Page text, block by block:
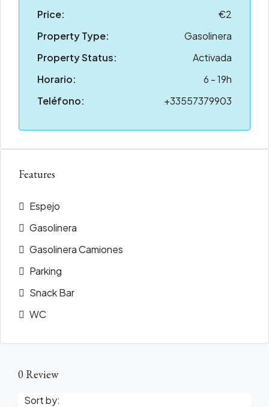
Price:
€2
Property Type:
Gasolinera
Property Status:
Activada
Horario:
6 - 19h
Teléfono:
+33557379903
Features
Espejo
Gasolinera
Gasolinera Camiones
Parking
Snack Bar
WC
0 Review
Sort by: